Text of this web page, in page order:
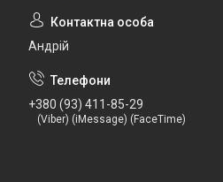
Андрій
+380 (93) 411-85-29
(Viber) (iMessage) (FaceTime)